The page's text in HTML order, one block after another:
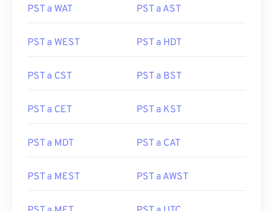
PST a WAT PST a AST
PST a WEST PST a HDT
PST a CST PST a BST
PST a CET PST a KST
PST a MDT PST a CAT
PST a MEST PST a AWST